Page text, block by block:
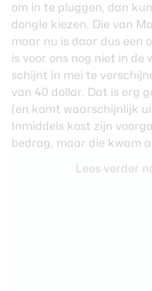
om in te pluggen, dan
dongle kiezen. Die van
maar nu is daar dus een
is voor ons nog niet in de
schijnt in mei te
van 40 dollar. Dat is erg
(en komt waarschijnlijk
Inmiddels kost zijn
bedrag, maar die kwam
Lees verder